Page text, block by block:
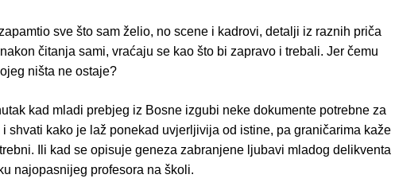
sve što sam želio, no scene i kadrovi, detalji iz raznih priča
čitanja sami, vraćaju se kao što bi zapravo i trebali. Jer čemu
ništa ne ostaje?
kad mladi prebjeg iz Bosne izgubi neke dokumente potrebne za
shvati kako je laž ponekad uvjerljivija od istine, pa graničarima kaže
Ili kad se opisuje geneza zabranjene ljubavi mladog delikventa
najopasnijeg profesora na školi.